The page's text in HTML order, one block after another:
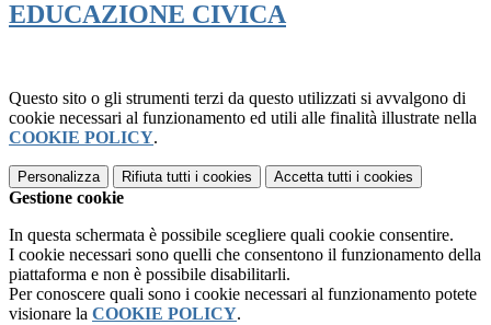
EDUCAZIONE CIVICA
Questo sito o gli strumenti terzi da questo utilizzati si avvalgono di
cookie necessari al funzionamento ed utili alle finalità illustrate nella
COOKIE POLICY.
Personalizza Rifiuta tutti i cookies Accetta tutti i cookies
Gestione cookie
In questa schermata è possibile scegliere quali cookie consentire.
I cookie necessari sono quelli che consentono il funzionamento della
piattaforma e non è possibile disabilitarli.
Per conoscere quali sono i cookie necessari al funzionamento potete
visionare la COOKIE POLICY.